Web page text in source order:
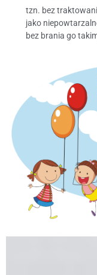
tzn. bez
jako
bez brania go